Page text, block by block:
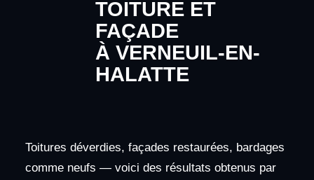
TOITURE ET
FAÇADE
À VERNEUIL-EN-
HALATTE
Toitures déverdies, façades restaurées, bardages
comme neufs — voici des résultats obtenus par